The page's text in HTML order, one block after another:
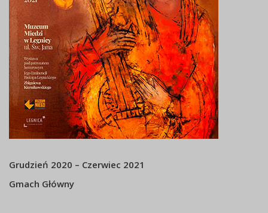
Grudzień 2020 – Czerwiec 2021
Gmach Główny